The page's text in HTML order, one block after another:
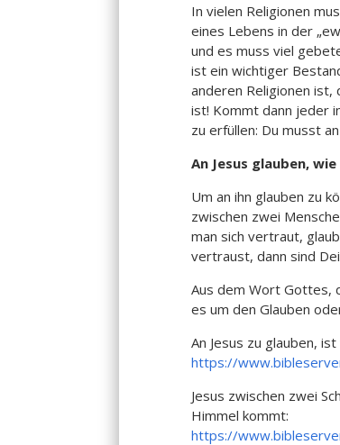
In vielen Religionen
eines Lebens in der
und es muss viel
ist ein wichtiger
anderen Religionen ist,
ist! Kommt dann jeder
zu erfüllen: Du musst
An Jesus glauben,
Um an ihn glauben zu
zwischen zwei
man sich vertraut,
vertraust, dann sind
Aus dem Wort Gottes,
es um den Glauben
An Jesus zu glauben,
https://
Jesus zwischen zwei
Himmel kommt:
https://